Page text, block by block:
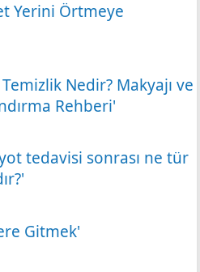
Yerini Örtmeye
Nedir? Makyajı ve
Rehberi'
tedavisi sonrası ne tür
Gitmek'